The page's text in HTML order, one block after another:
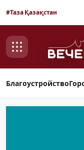
#Таза Қазақстан
Благоустройство